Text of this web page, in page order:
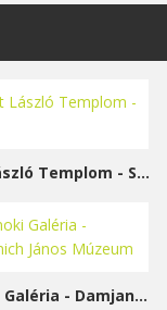
Szent László Templom - Sárvár
Szolnoki Galéria - Damjanich János Múzeum